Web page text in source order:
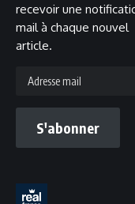
recevoir une
mail à chaque nouvel
article.
S'abonner